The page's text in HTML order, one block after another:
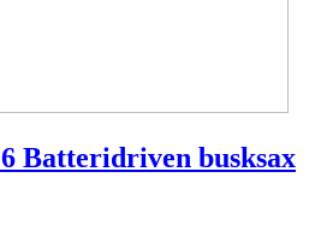
Batteridriven busksax